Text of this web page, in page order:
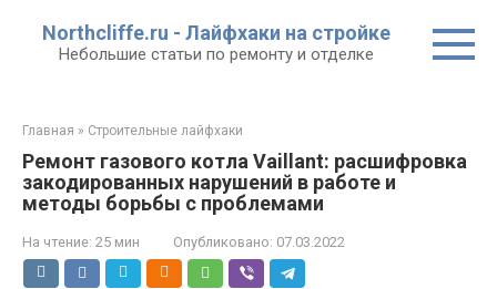
контенту
Northcliffe.ru - Лайфхаки на стройке
Небольшие статьи по ремонту и отделке
Главная » Строительные лайфхаки
Ремонт газового котла Vaillant: расшифровка
закодированных нарушений в работе и
методы борьбы с проблемами
На чтение: 25 мин Опубликовано: 07.03.2022